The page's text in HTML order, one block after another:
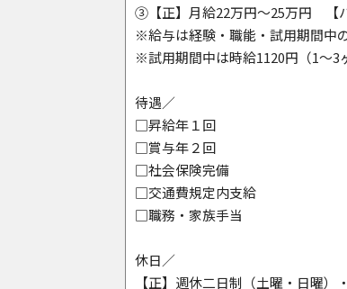
③【正】月給22万円～25万円 【
※給与は経験・職能・試用期間中
※試用期間中は時給1120円（1～3
待遇／
□昇給年１回
□賞与年２回
□社会保険完備
□交通費規定内支給
□職務・家族手当
休日／
【正】週休二日制（土曜・日曜）